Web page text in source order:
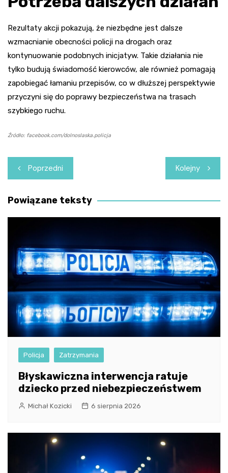
Rezultaty akcji pokazują, że niezbędne jest dalsze
wzmacnianie obecności policji na drogach oraz
kontynuowanie podobnych inicjatyw. Takie działania nie
tylko budują świadomość kierowców, ale również pomagają
zapobiegać łamaniu przepisów, co w dłuższej perspektywie
przyczyni się do poprawy bezpieczeństwa na trasach
szybkiego ruchu.
Źródło: facebook.com/dolnoslaska.policja
Nawigacja
wpisu
Poprzedni Kolejny
Powiązane teksty
Policja Zatrzymania
Błyskawiczna interwencja ratuje
dziecko przed niebezpieczeństwem
Michał Kozicki 6 sierpnia 2026